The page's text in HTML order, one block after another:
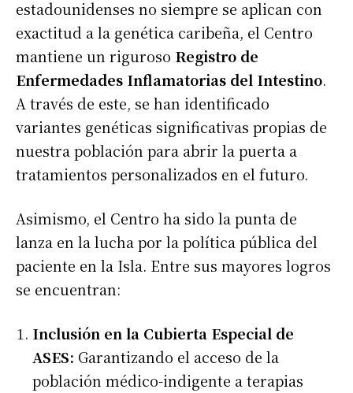
estadounidenses no siempre se aplican con
exactitud a la genética caribeña, el Centro
mantiene un riguroso Registro de
Enfermedades Inflamatorias del Intestino.
A través de este, se han identificado
variantes genéticas significativas propias de
nuestra población para abrir la puerta a
tratamientos personalizados en el futuro.
Asimismo, el Centro ha sido la punta de
lanza en la lucha por la política pública del
paciente en la Isla. Entre sus mayores logros
se encuentran:
Inclusión en la Cubierta Especial de
ASES: Garantizando el acceso de la
población médico-indigente a terapias